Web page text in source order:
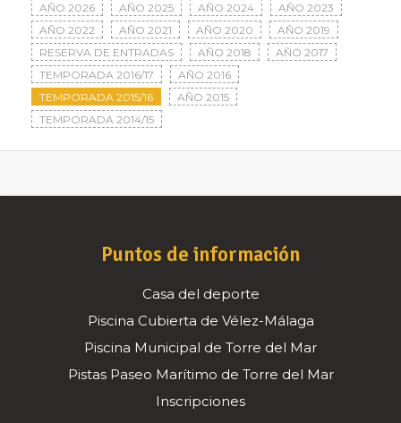
AÑO 2026 AÑO 2025 AÑO 2024
AÑO 2023
AÑO 2022
AÑO 2021 AÑO 2020
AÑO 2019
RESERVA DE ENTRADAS
AÑO 2018
AÑO 2017
TEMPORADA 2016/17
AÑO 2016
TEMPORADA 2015/16
AÑO 2015
TEMPORADA 2014/15
Puntos de información
Casa del deporte
Piscina Cubierta de Vélez-Málaga
Piscina Municipal de Torre del Mar
Pistas Paseo Marítimo de Torre del Mar
Inscripciones